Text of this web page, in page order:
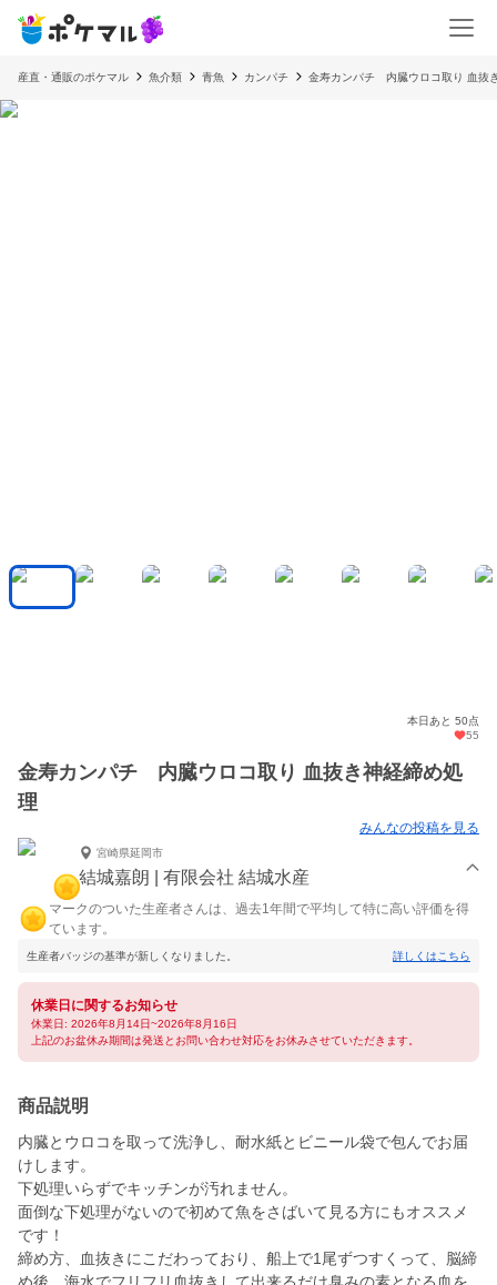
産直・通販のポケマル 魚介類 青魚 カンパチ 金寿カンパチ 内臓ウロコ取り 血抜
本日あと 50点
55
金寿カンパチ 内臓ウロコ取り 血抜き神経締め処
理
みんなの投稿を見る
宮崎県延岡市
結城嘉朗 | 有限会社 結城水産
マークのついた生産者さんは、過去1年間で平均して特に高い評価を得
ています。
生産者バッジの基準が新しくなりました。 詳しくはこちら
休業日に関するお知らせ
休業日: 2026年8月14日~2026年8月16日
上記のお盆休み期間は発送とお問い合わせ対応をお休みさせていただきます。
商品説明
内臓とウロコを取って洗浄し、耐水紙とビニール袋で包んでお届
けします。
下処理いらずでキッチンが汚れません。
面倒な下処理がないので初めて魚をさばいて見る方にもオススメ
です！
締め方、血抜きにこだわっており、船上で1尾ずつすくって、脳締